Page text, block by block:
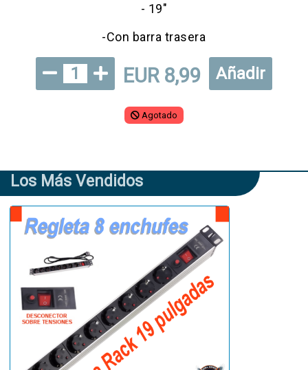
- 19"
-Con barra trasera
1 EUR 8,99 Añadir
Agotado
Los Más Vendidos